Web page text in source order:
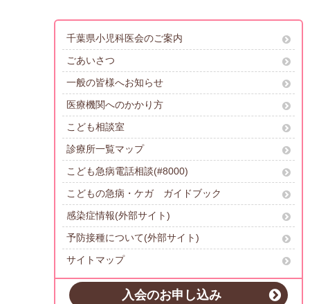
千葉県小児科医会のご案内
ごあいさつ
一般の皆様へお知らせ
医療機関へのかかり方
こども相談室
診療所一覧マップ
こども急病電話相談(#8000)
こどもの急病・ケガ ガイドブック
感染症情報(外部サイト)
予防接種について(外部サイト)
サイトマップ
入会のお申し込み